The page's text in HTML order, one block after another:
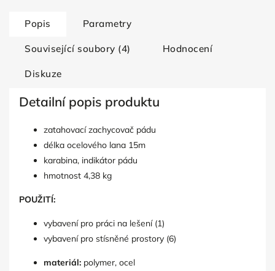
Popis Parametry
Související soubory (4) Hodnocení
Diskuze
Detailní popis produktu
zatahovací zachycovač pádu
délka ocelového lana 15m
karabina, indikátor pádu
hmotnost 4,38 kg
POUŽITÍ:
vybavení pro práci na lešení (1)
vybavení pro stísněné prostory (6)
materiál: polymer, ocel